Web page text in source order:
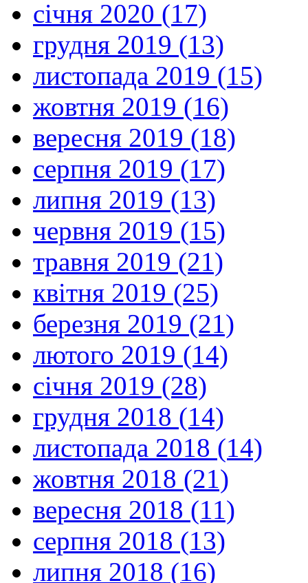
січня 2020 (17)
грудня 2019 (13)
листопада 2019 (15)
жовтня 2019 (16)
вересня 2019 (18)
серпня 2019 (17)
липня 2019 (13)
червня 2019 (15)
травня 2019 (21)
квітня 2019 (25)
березня 2019 (21)
лютого 2019 (14)
січня 2019 (28)
грудня 2018 (14)
листопада 2018 (14)
жовтня 2018 (21)
вересня 2018 (11)
серпня 2018 (13)
липня 2018 (16)